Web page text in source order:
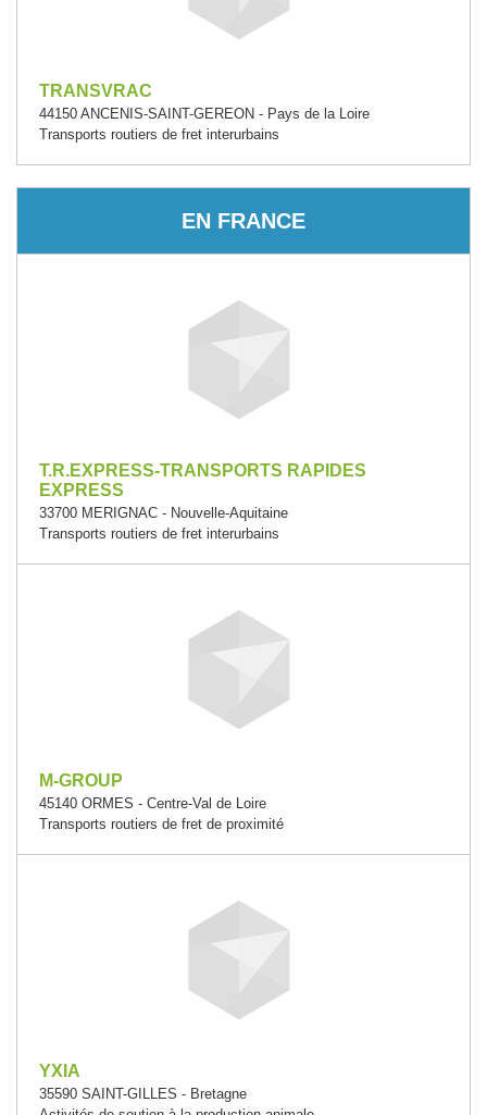
TRANSVRAC
44150 ANCENIS-SAINT-GEREON - Pays de la Loire
Transports routiers de fret interurbains
EN FRANCE
T.R.EXPRESS-TRANSPORTS RAPIDES
EXPRESS
33700 MERIGNAC - Nouvelle-Aquitaine
Transports routiers de fret interurbains
M-GROUP
45140 ORMES - Centre-Val de Loire
Transports routiers de fret de proximité
YXIA
35590 SAINT-GILLES - Bretagne